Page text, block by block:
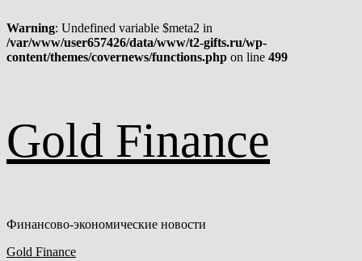
Warning: Undefined variable $meta2 in
/var/www/user657426/data/www/t2-gifts.ru/wp-
content/themes/covernews/functions.php on line 499
к
содержимому
Gold Finance
Финансово-экономические новости
Основное
Gold Finance